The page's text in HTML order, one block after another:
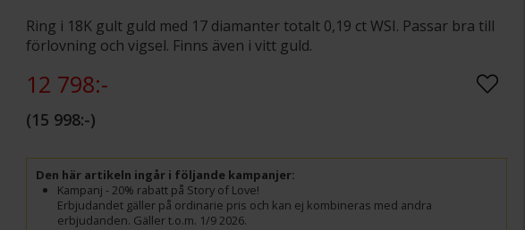
Ring i 18K gult guld med 17 diamanter totalt 0,19 ct WSI. Passar bra till
förlovning och vigsel. Finns även i vitt guld.
12 798:-
15 998:-
Den här artikeln ingår i följande kampanjer:
Kampanj - 20% rabatt på Story of Love!
Erbjudandet gäller på ordinarie pris och kan ej kombineras med andra
erbjudanden. Gäller t.o.m. 1/9 2026.